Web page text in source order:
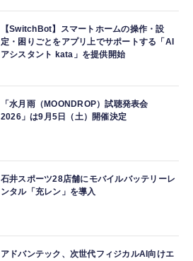
【SwitchBot】スマートホームの操作・設
定・困りごとをアプリ上でサポートする「AI
アシスタント kata」を提供開始
「水月雨（MOONDROP）試聴発表会
2026」は9月5日（土）開催決定
石井スポーツ28店舗にモバイルバッテリーレ
ンタル「充レン」を導入
アドバンテック、次世代フィジカルAI向けエ